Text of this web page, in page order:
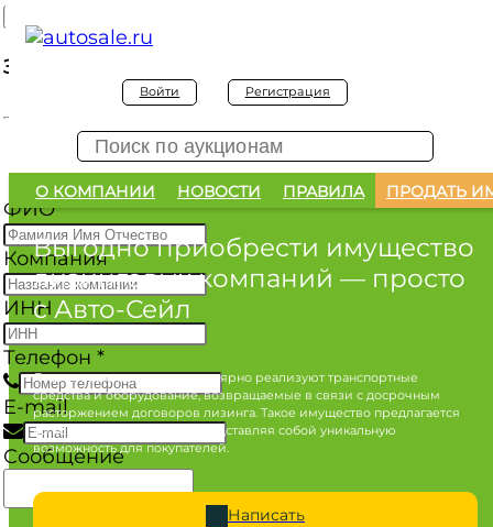
Войти Регистрация
О КОМПАНИИ НОВОСТИ ПРАВИЛА ПРОДАТЬ
Выгодно приобрести имущество
лизинговых компаний — просто
с Авто-Сейл
Лизинговые компании регулярно реализуют транспортные
средства и оборудование, возвращаемые в связи с досрочным
расторжением договоров лизинга. Такое имущество предлагается
по конкурентным ценам, представляя собой уникальную
возможность для покупателей.
Написать
Заявка на покупку
Заявка на покупку изъятого а/м
ФИО*
Компания
ИНН
Телефон *
E-mail
Сообщение